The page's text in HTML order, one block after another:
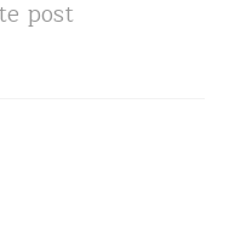
post